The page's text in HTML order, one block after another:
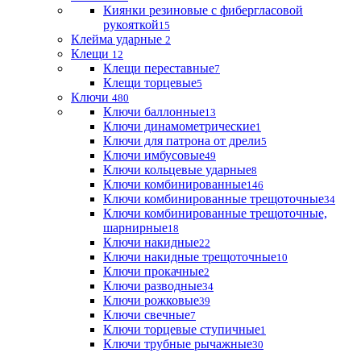
Киянки резиновые с фибергласовой
рукояткой15
Клейма ударные 2
Клещи 12
Клещи переставные7
Клещи торцевые5
Ключи 480
Ключи баллонные13
Ключи динамометрические1
Ключи для патрона от дрели5
Ключи имбусовые49
Ключи кольцевые ударные8
Ключи комбинированные146
Ключи комбинированные трещоточные34
Ключи комбинированные трещоточные,
шарнирные18
Ключи накидные22
Ключи накидные трещоточные10
Ключи прокачные2
Ключи разводные34
Ключи рожковые39
Ключи свечные7
Ключи торцевые ступичные1
Ключи трубные рычажные30